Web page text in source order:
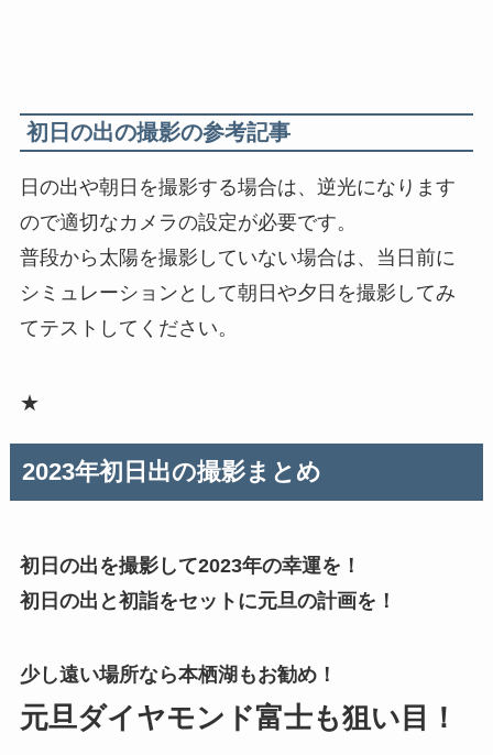
初日の出の撮影の参考記事
日の出や朝日を撮影する場合は、逆光になります
ので適切なカメラの設定が必要です。
普段から太陽を撮影していない場合は、当日前に
シミュレーションとして朝日や夕日を撮影してみ
てテストしてください。
★
2023年初日出の撮影まとめ
初日の出を撮影して2023年の幸運を！
初日の出と初詣をセットに元旦の計画を！
少し遠い場所なら本栖湖もお勧め！
元旦ダイヤモンド富士も狙い目！